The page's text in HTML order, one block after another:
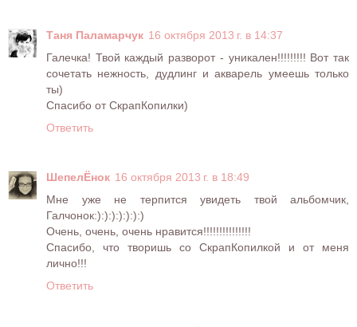
Таня Паламарчук 16 октября 2013 г. в 14:37
Галечка! Твой каждый разворот - уникален!!!!!!!!! Вот так
сочетать нежность, дудлинг и акварель умеешь только
ты)
Спасибо от СкрапКопилки)
Ответить
ШепелЁнок 16 октября 2013 г. в 18:49
Мне уже не терпится увидеть твой альбомчик,
Галчонок:):):):):):):)
Очень, очень, очень нравится!!!!!!!!!!!!!!!
Спасибо, что творишь со СкрапКопилкой и от меня
лично!!!
Ответить